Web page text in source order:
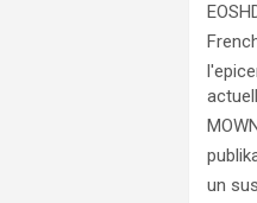
un